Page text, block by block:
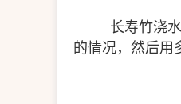
长寿竹浇
的情况，然后用